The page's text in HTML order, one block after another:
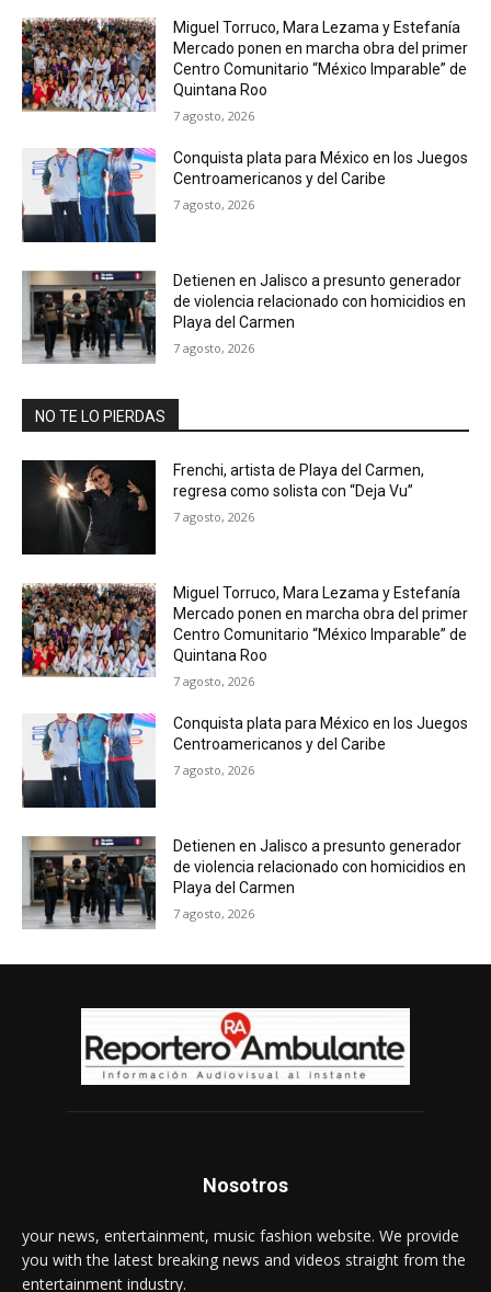
Miguel Torruco, Mara Lezama y Estefanía
Mercado ponen en marcha obra del primer
Centro Comunitario “México Imparable” de
Quintana Roo
7 agosto, 2026
Conquista plata para México en los Juegos
Centroamericanos y del Caribe
7 agosto, 2026
Detienen en Jalisco a presunto generador
de violencia relacionado con homicidios en
Playa del Carmen
7 agosto, 2026
NO TE LO PIERDAS
Frenchi, artista de Playa del Carmen,
regresa como solista con “Deja Vu”
7 agosto, 2026
Miguel Torruco, Mara Lezama y Estefanía
Mercado ponen en marcha obra del primer
Centro Comunitario “México Imparable” de
Quintana Roo
7 agosto, 2026
Conquista plata para México en los Juegos
Centroamericanos y del Caribe
7 agosto, 2026
Detienen en Jalisco a presunto generador
de violencia relacionado con homicidios en
Playa del Carmen
7 agosto, 2026
Nosotros
your news, entertainment, music fashion website. We provide
you with the latest breaking news and videos straight from the
entertainment industry.